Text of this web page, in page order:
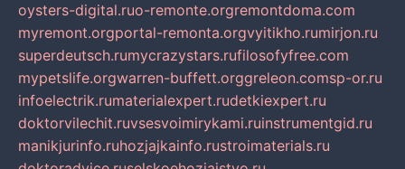
oysters-digital.ruo-remonte.orgremontdoma.com
myremont.orgportal-remonta.orgvyitikho.rumirjon.ru
superdeutsch.rumycrazystars.rufilosofyfree.com
mypetslife.orgwarren-buffett.orggreleon.comsp-or.ru
infoelectrik.rumaterialexpert.rudetkiexpert.ru
doktorvilechit.ruvsesvoimirykami.ruinstrumentgid.ru
manikjurinfo.ruhozjajkainfo.rustroimaterials.ru